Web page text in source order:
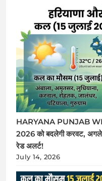
HARYANA PUNJAB
2026 को बदलेगी करवट, अगले
रेड अलर्ट!
July 14, 2026